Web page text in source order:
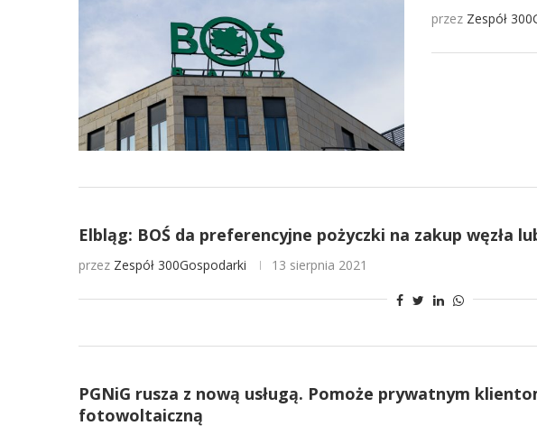
przez Zespół
Elbląg: BOŚ da preferencyjne pożyczki na zakup węzła
przez Zespół 300Gospodarki 13 sierpnia 2021
PGNiG rusza z nową usługą. Pomoże prywatnym
fotowoltaiczną